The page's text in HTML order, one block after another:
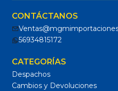
CONTÁCTANOS
56934815172
CATEGORÍAS
Despachos
Cambios y Devoluciones